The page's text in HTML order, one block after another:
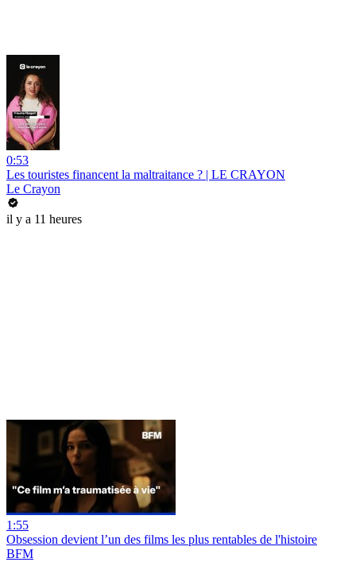
0:53
Les touristes financent la maltraitance ? | LE CRAYON
Le Crayon
il y a 11 heures
1:55
Obsession devient l’un des films les plus rentables de l'histoire
BFM